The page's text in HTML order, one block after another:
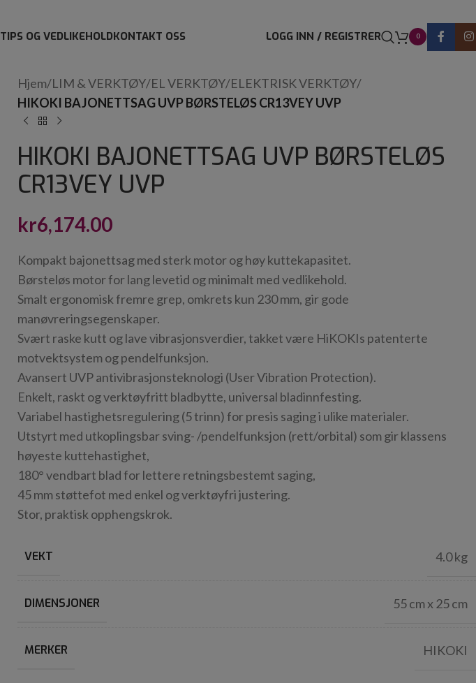
TIPS OG VEDLIKEHOLDKONTAKT OSS LOGG INN / REGISTRER 0
Hjem/LIM & VERKTØY/EL VERKTØY/ELEKTRISK VERKTØY/
HIKOKI BAJONETTSAG UVP BØRSTELØS CR13VEY UVP
HIKOKI BAJONETTSAG UVP BØRSTELØS
CR13VEY UVP
kr6,174.00
Kompakt bajonettsag med sterk motor og høy kuttekapasitet.
Børsteløs motor for lang levetid og minimalt med vedlikehold.
Smalt ergonomisk fremre grep, omkrets kun 230 mm, gir gode
manøvreringsegenskaper.
Svært raske kutt og lave vibrasjonsverdier, takket være HiKOKIs patenterte
motvektsystem og pendelfunksjon.
Avansert UVP antivibrasjonsteknologi (User Vibration Protection).
Enkelt, raskt og verktøyfritt bladbytte, universal bladinnfesting.
Variabel hastighetsregulering (5 trinn) for presis saging i ulike materialer.
Utstyrt med utkoplingsbar sving- /pendelfunksjon (rett/orbital) som gir klassens
høyeste kuttehastighet,
180° vendbart blad for lettere retningsbestemt saging,
45 mm støttefot med enkel og verktøyfri justering.
Stor, praktisk opphengskrok.
VEKT 4.0 kg
DIMENSJONER 55 cm x 25 cm
MERKER HIKOKI